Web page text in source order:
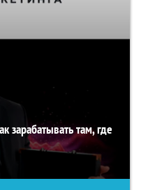
зарабатывать там, где